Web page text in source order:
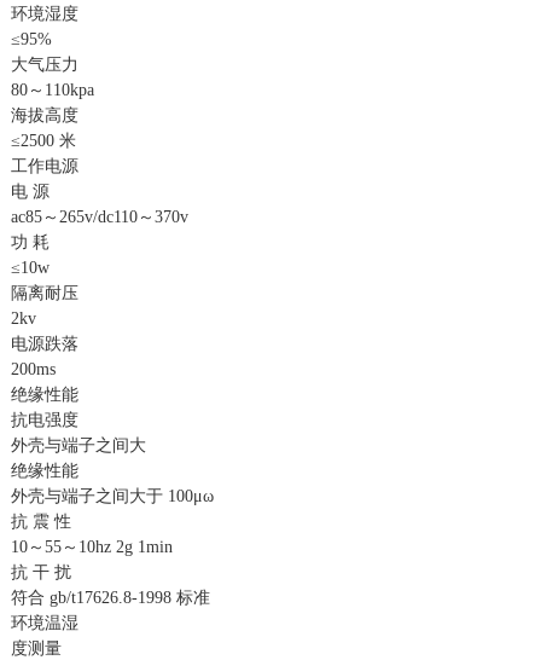
环境湿度
≤95%
大气压力
80～110kpa
海拔高度
≤2500 米
工作电源
电 源
ac85～265v/dc110～370v
功 耗
≤10w
隔离耐压
2kv
电源跌落
200ms
绝缘性能
抗电强度
外壳与端子之间大
绝缘性能
外壳与端子之间大于 100μω
抗 震 性
10～55～10hz 2g 1min
抗 干 扰
符合 gb/t17626.8-1998 标准
环境温湿
度测量